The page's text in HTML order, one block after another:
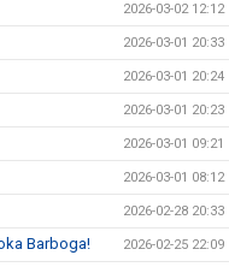
2026-03-02 12:12
2026-03-01 20:33
2026-03-01 20:24
2026-03-01 20:23
2026-03-01 09:21
2026-03-01 08:12
2026-02-28 20:33
Barboga! 2026-02-25 22:09